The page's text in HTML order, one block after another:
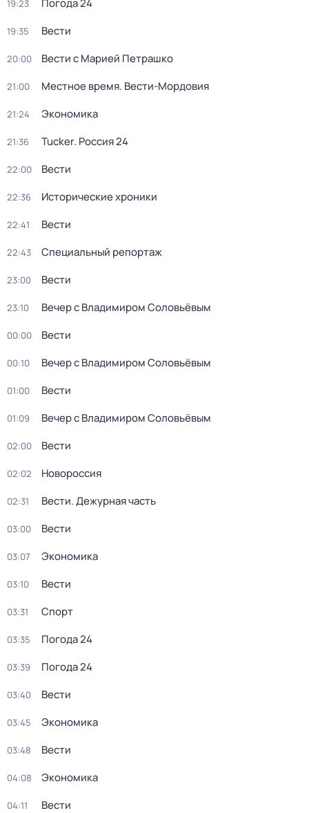
19:23 Погода 24
19:35 Вести
20:00 Вести с Марией Петрашко
21:00 Местное время. Вести-Мордовия
21:24 Экономика
21:36 Tucker. Россия 24
22:00 Вести
22:36 Исторические хроники
22:41 Вести
22:43 Специальный репортаж
23:00 Вести
23:10 Вечер с Владимиром Соловьёвым
00:00 Вести
00:10 Вечер с Владимиром Соловьёвым
01:00 Вести
01:09 Вечер с Владимиром Соловьёвым
02:00 Вести
02:02 Новороссия
02:31 Вести. Дежурная часть
03:00 Вести
03:07 Экономика
03:10 Вести
03:31 Спорт
03:35 Погода 24
03:39 Погода 24
03:40 Вести
03:45 Экономика
03:48 Вести
04:08 Экономика
04:11 Вести